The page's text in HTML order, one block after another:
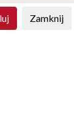
Zamknij